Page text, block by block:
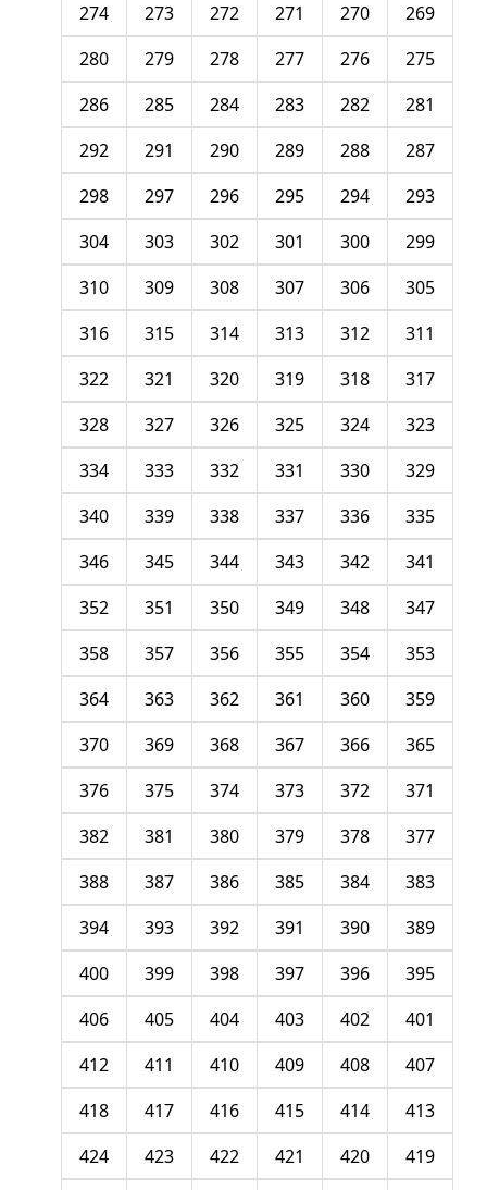
269
270
271
272
273
274
275
276
277
278
279
280
281
282
283
284
285
286
287
288
289
290
291
292
293
294
295
296
297
298
299
300
301
302
303
304
305
306
307
308
309
310
311
312
313
314
315
316
317
318
319
320
321
322
323
324
325
326
327
328
329
330
331
332
333
334
335
336
337
338
339
340
341
342
343
344
345
346
347
348
349
350
351
352
353
354
355
356
357
358
359
360
361
362
363
364
365
366
367
368
369
370
371
372
373
374
375
376
377
378
379
380
381
382
383
384
385
386
387
388
389
390
391
392
393
394
395
396
397
398
399
400
401
402
403
404
405
406
407
408
409
410
411
412
413
414
415
416
417
418
419
420
421
422
423
424